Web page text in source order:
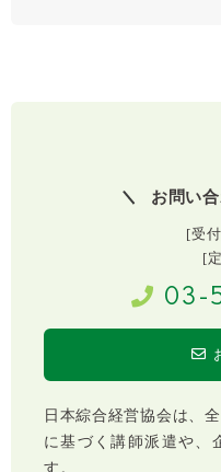
お問い
[受
[
03-
日本綜合経営協会は、
に基づく講師派遣や、
す。